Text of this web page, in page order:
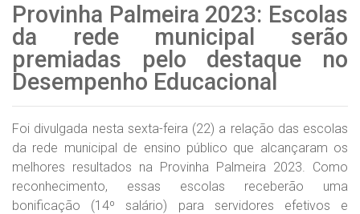
Provinha Palmeira 2023: Escolas
da rede municipal serão
premiadas pelo destaque no
Desempenho Educacional
Foi divulgada nesta sexta-feira (22) a relação das escolas
da rede municipal de ensino público que alcançaram os
melhores resultados na Provinha Palmeira 2023. Como
reconhecimento, essas escolas receberão uma
bonificação (14º salário) para servidores efetivos e